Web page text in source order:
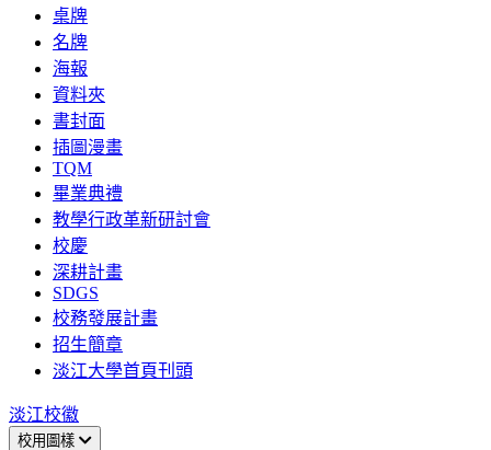
桌牌
名牌
海報
資料夾
書封面
插圖漫畫
TQM
畢業典禮
教學行政革新研討會
校慶
深耕計畫
SDGS
校務發展計畫
招生簡章
淡江大學首頁刊頭
淡江校徽
校用圖樣